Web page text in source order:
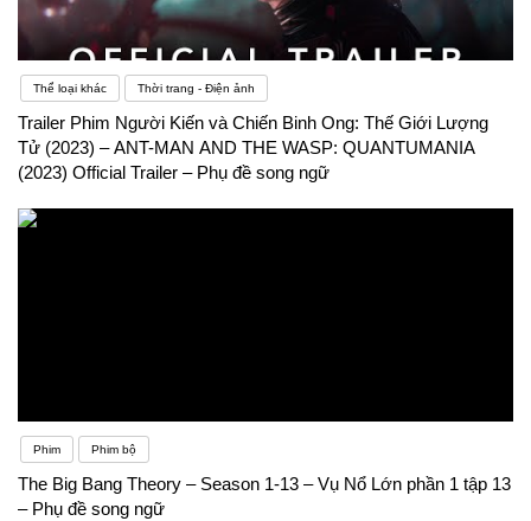
Thể loại khác Thời trang - Điện ảnh
Trailer Phim Người Kiến và Chiến Binh Ong: Thế Giới Lượng
Tử (2023) – ANT-MAN AND THE WASP: QUANTUMANIA
(2023) Official Trailer – Phụ đề song ngữ
Phim Phim bộ
The Big Bang Theory – Season 1-13 – Vụ Nổ Lớn phần 1 tập 13
– Phụ đề song ngữ